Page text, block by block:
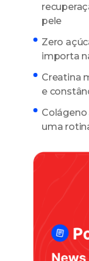
pele
Zero
importa
Creatina
e
Colágeno
uma